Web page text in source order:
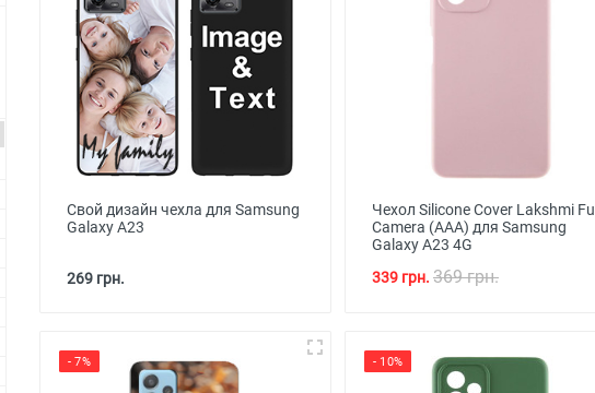
Свой дизайн чехла для Samsung
Galaxy A23
269 грн.
Чехол Silicone Cover Lakshmi Full
Camera (AAA) для Samsung
Galaxy A23 4G
339 грн. 369 грн.
- 7% - 10%